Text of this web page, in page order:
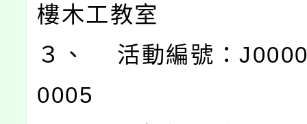
樓木工教室
３、 活動編號：
0005